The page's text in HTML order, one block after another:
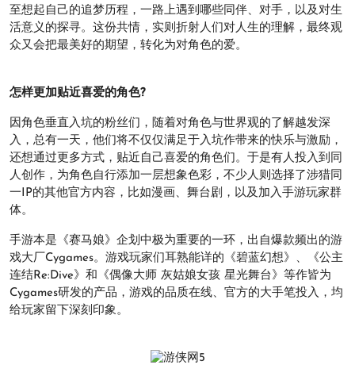
至想起自己的追梦历程，一路上遇到哪些同伴、对手，以及对生
活意义的探寻。这份共情，实则折射人们对人生的理解，最终观
众又会把最美好的期望，转化为对角色的爱。
怎样更加贴近喜爱的角色?
因角色垂直入坑的粉丝们，随着对角色与世界观的了解越发深
入，总有一天，他们将不仅仅满足于入坑作带来的快乐与激励，
还想通过更多方式，贴近自己喜爱的角色们。于是有人投入到同
人创作，为角色自行添加一层想象色彩，不少人则选择了涉猎同
一IP的其他官方内容，比如漫画、舞台剧，以及加入手游玩家群
体。
手游本是《赛马娘》企划中极为重要的一环，出自爆款频出的游
戏大厂Cygames。游戏玩家们耳熟能详的《碧蓝幻想》、《公主
连结Re:Dive》和《偶像大师 灰姑娘女孩 星光舞台》等作皆为
Cygames研发的产品，游戏的品质在线、官方的大手笔投入，均
给玩家留下深刻印象。